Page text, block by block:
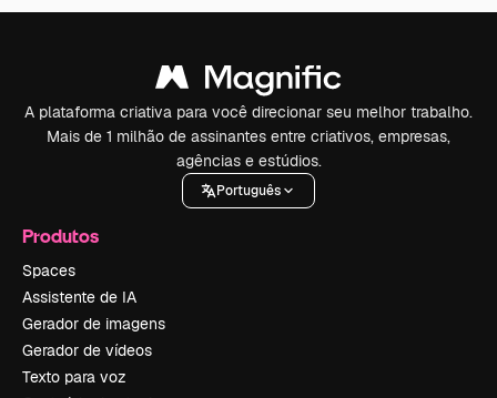
A plataforma criativa para você direcionar seu melhor trabalho.
Mais de 1 milhão de assinantes entre criativos, empresas,
agências e estúdios.
Português
Produtos
Spaces
Assistente de IA
Gerador de imagens
Gerador de vídeos
Texto para voz